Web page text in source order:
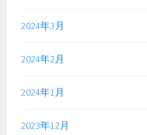
2024年3月
2024年2月
2024年1月
2023年12月